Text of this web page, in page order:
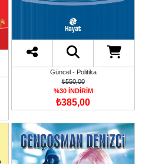
Güncel - Politika
₺550,00
%30 İNDİRİM
₺385,00